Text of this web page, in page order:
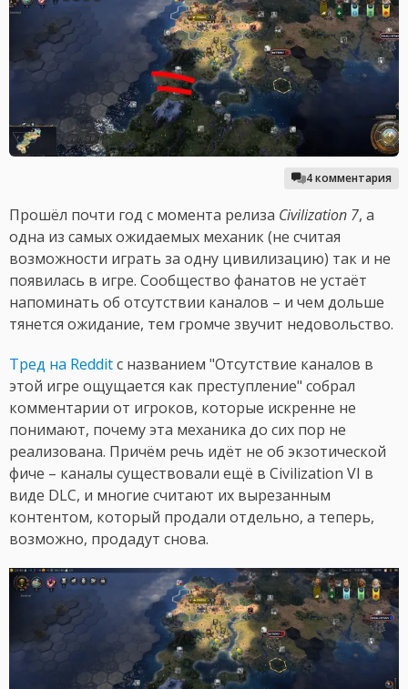
4 комментария
Прошёл почти год с момента релиза Civilization 7, а
одна из самых ожидаемых механик (не считая
возможности играть за одну цивилизацию) так и не
появилась в игре. Сообщество фанатов не устаёт
напоминать об отсутствии каналов – и чем дольше
тянется ожидание, тем громче звучит недовольство.
Тред на Redditс названием "Отсутствие каналов в
этой игре ощущается как преступление" собрал
комментарии от игроков, которые искренне не
понимают, почему эта механика до сих пор не
реализована. Причём речь идёт не об экзотической
фиче – каналы существовали ещё в Civilization VI в
виде DLC, и многие считают их вырезанным
контентом, который продали отдельно, а теперь,
возможно, продадут снова.